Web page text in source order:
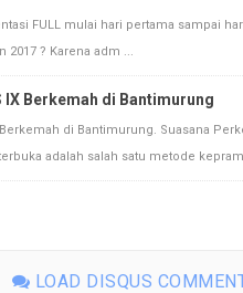
FULL mulai hari pertama sampai
? Karena adm ...
IX Berkemah di Bantimurung
Berkemah di Bantimurung. Suasana
adalah salah satu metode
LOAD DISQUS